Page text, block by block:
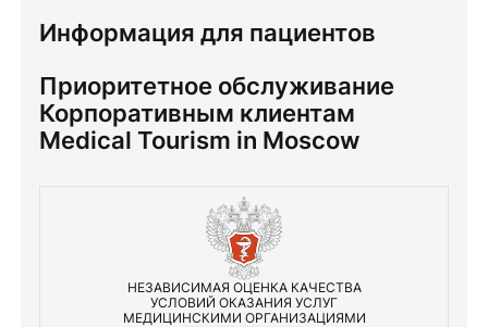
Информация для пациентов
Приоритетное обслуживание
Корпоративным клиентам
Medical Tourism in Moscow
НЕЗАВИСИМАЯ ОЦЕНКА КАЧЕСТВА
УСЛОВИЙ ОКАЗАНИЯ УСЛУГ
МЕДИЦИНСКИМИ ОРГАНИЗАЦИЯМИ